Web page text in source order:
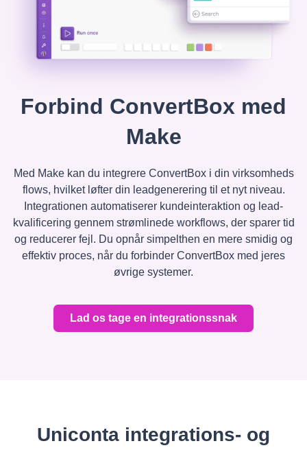
Forbind ConvertBox med
Make
Med Make kan du integrere ConvertBox i din virksomheds
flows, hvilket løfter din leadgenerering til et nyt niveau.
Integrationen automatiserer kundeinteraktion og lead-
kvalificering gennem strømlinede workflows, der sparer tid
og reducerer fejl. Du opnår simpelthen en mere smidig og
effektiv proces, når du forbinder ConvertBox med jeres
øvrige systemer.
Lad os tage en integrationssnak
Uniconta integrations- og